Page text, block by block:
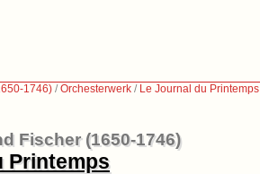
1746) /Orchesterwerk / Le Journal du Printemps
Fischer (1650-1746)
Printemps